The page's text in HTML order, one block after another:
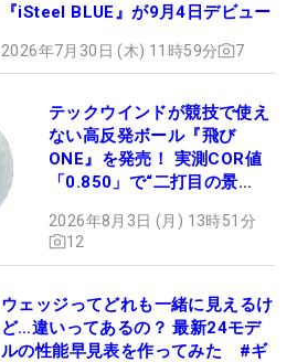
『iSteel BLUE』が9月4日デビュー
2026年7月30日 (木) 11時59分 7
テックウインドが競技で使え
ない高反発ボール『飛び
ONE』を発売！ 実測COR値
「0.850」で“二打目の景
2026年8月3日 (月) 13時51分
12
ウェッジってどれも一緒に見えるけ
ど…違いってあるの？ 最新24モデ
ルの性能早見表を作ってみた #ギ